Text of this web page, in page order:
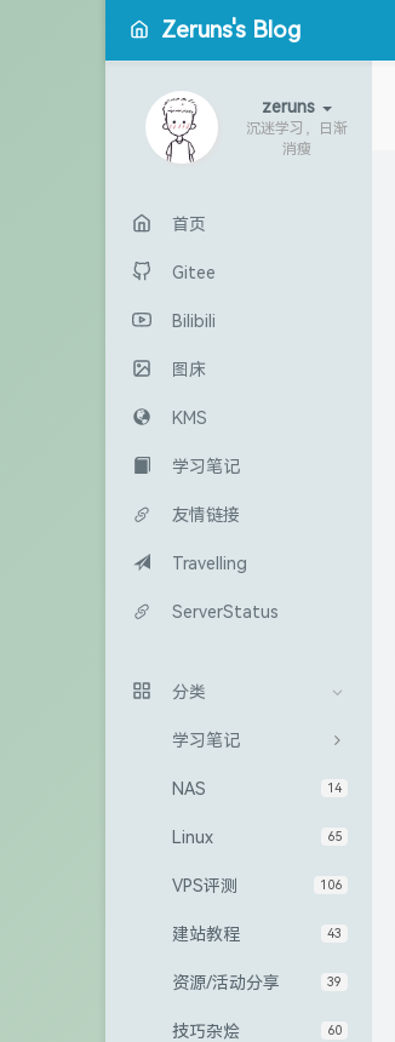
Zeruns's Blog
zeruns
沉迷学习，日渐
消瘦
首页
Gitee
Bilibili
图床
KMS
学习笔记
友情链接
Travelling
ServerStatus
分类
学习笔记
14
NAS
65
Linux
106
VPS评测
43
建站教程
39
资源/活动分享
60
技巧杂烩